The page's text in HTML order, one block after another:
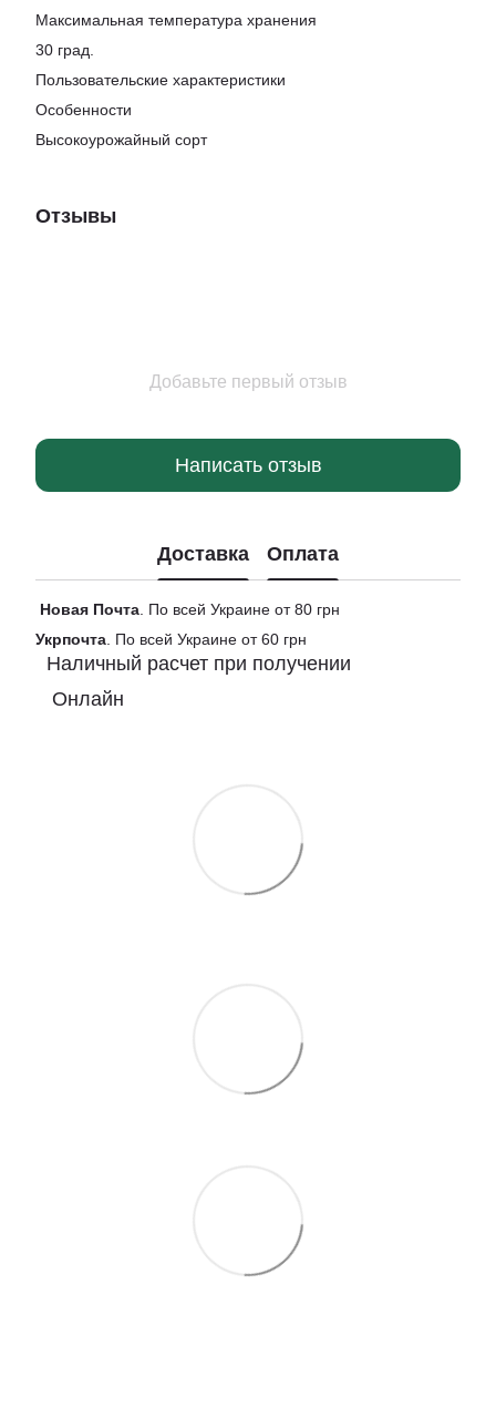
Максимальная температура хранения
30 град.
Пользовательские характеристики
Особенности
Высокоурожайный сорт
Отзывы
Добавьте первый отзыв
Написать отзыв
Доставка Оплата
Новая Почта . По всей Украине от 80 грн
Укрпочта . По всей Украине от 60 грн
Наличный расчет при получении
Онлайн